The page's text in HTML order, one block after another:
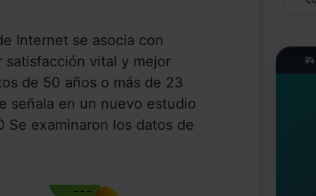
Internet se asocia con
satisfacción vital y mejor
de 50 años o más de 23
señala en un nuevo estudio
Se examinaron los datos de